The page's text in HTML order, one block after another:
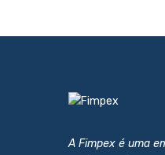
A Fimpex é uma